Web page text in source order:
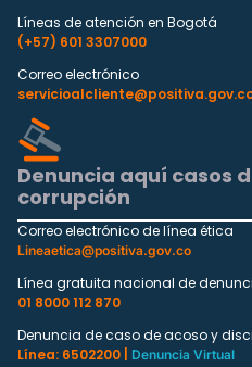
Líneas de atención en Bogotá
(+57) 601 3307000
Correo electrónico
Denuncia aquí casos
corrupción
Correo electrónico de línea ética
Lineaetica@positiva.gov.co
Línea gratuita nacional de
01 8000 112 870
Denuncia de caso de acoso y
Línea: 6502200 |
Denuncia Virtual